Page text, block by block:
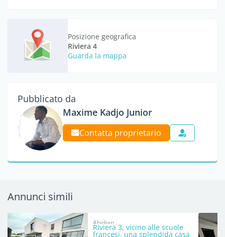
Posizione geografica
Riviera 4
Guarda la mappa
Pubblicato da
Maxime Kadjo Junior
Contatta proprietario
Annunci simili
Abidjan
Riviera 3, vicino alle scuole
francesi, una splendida casa